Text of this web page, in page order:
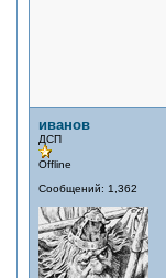
иванов
ДСП
Offline
Сообщений: 1,362